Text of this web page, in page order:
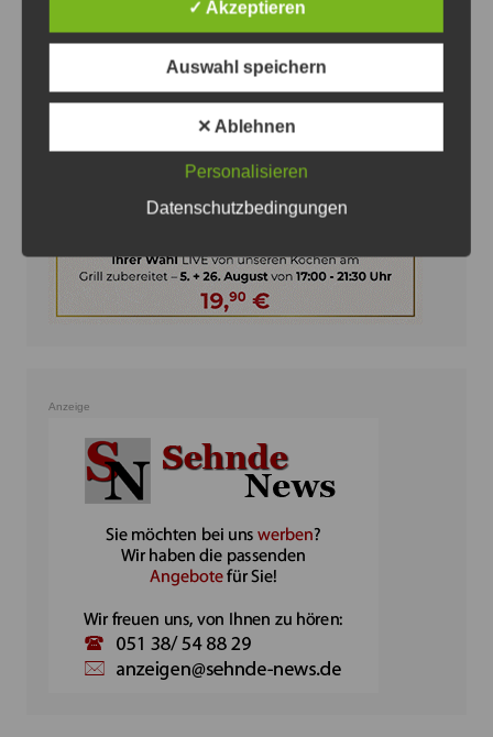
Anzeige
✓ Akzeptieren
Auswahl speichern
✕ Ablehnen
Personalisieren
Datenschutzbedingungen